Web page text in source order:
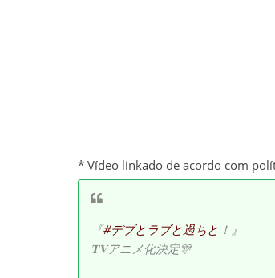
* Vídeo linkado de acordo com
『#デブとラブと過ちと ！』
𝐓𝐕アニメ化決定🎊